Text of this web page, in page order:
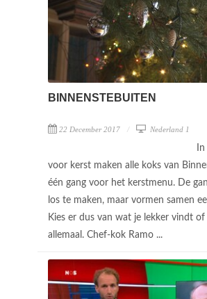
BINNENSTEBUITEN
22 December 2017 Nederland 1
voor kerst maken alle koks van
één gang voor het kerstmenu. De
los te maken, maar vormen samen
Kies er dus van wat je lekker vindt
allemaal. Chef-kok Ramo ...